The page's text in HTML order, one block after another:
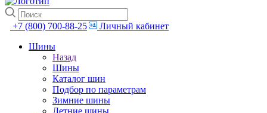
+7 (800) 700-88-25
Личный кабинет
Шины
Назад
Шины
Каталог шин
Подбор по параметрам
Зимние шины
Летние шины